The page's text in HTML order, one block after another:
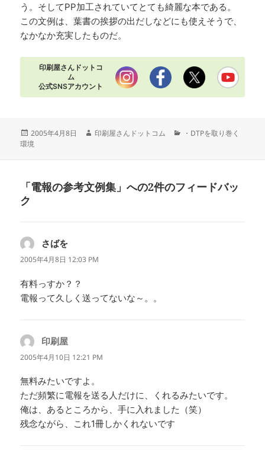
う。そしてPP加工されていてとても綺麗な本である。
この文例は、葉書の挨拶の出だしなどにも使えそうで、
なかなか充実したものだ。
印刷屋さんドットコ
ム
公式SNSアカウント
投
稿
2005年4月8日
作
印刷屋さんドットコム
カ・DTPを取り巻く
環境
「電報の参考文例集」への2件のフィードバッ
ク
さばを
り:
2005年4月8日 12:03 PM
有料っすか？？
電報って久しく送ってないな～。。
印刷屋
り:
2005年4月10日 12:21 PM
無料みたいですよ。
ただ頻繁に電報を送る人だけに、くれるみたいです。
俺は、あるところから、手に入れました（笑）
残念ながら、これ1冊しかくれないです